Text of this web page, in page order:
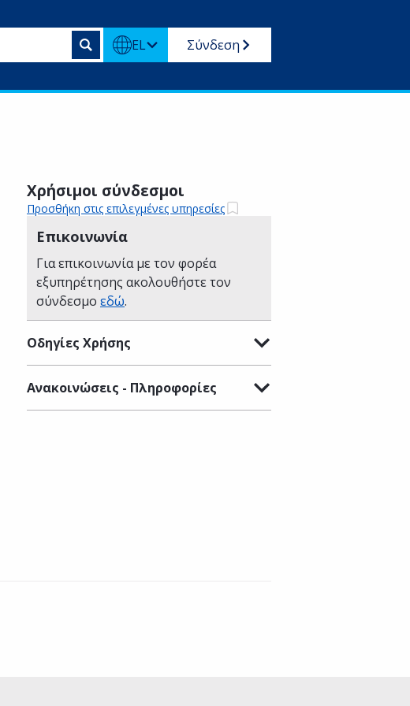
EL Σύνδεση
Χρήσιμοι σύνδεσμοι
Προσθήκη στις επιλεγμένες υπηρεσίες
Επικοινωνία
Για επικοινωνία με τον φορέα
εξυπηρέτησης ακολουθήστε τον
σύνδεσμο εδώ.
Οδηγίες Χρήσης
Ανακοινώσεις - Πληροφορίες